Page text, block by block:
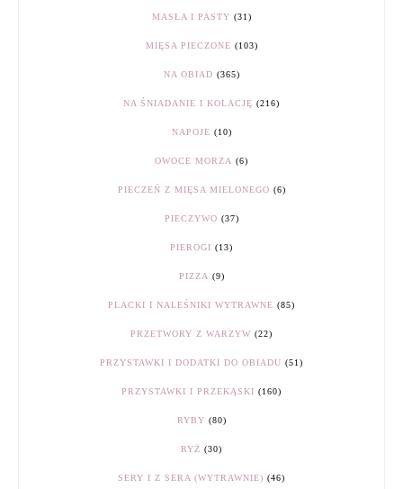
MASŁA I PASTY (31)
MIĘSA PIECZONE (103)
NA OBIAD (365)
NA ŚNIADANIE I KOLACJĘ (216)
NAPOJE (10)
OWOCE MORZA (6)
PIECZEŃ Z MIĘSA MIELONEGO (6)
PIECZYWO (37)
PIEROGI (13)
PIZZA (9)
PLACKI I NALEŚNIKI WYTRAWNE (85)
PRZETWORY Z WARZYW (22)
PRZYSTAWKI I DODATKI DO OBIADU (51)
PRZYSTAWKI I PRZEKĄSKI (160)
RYBY (80)
RYŻ (30)
SERY I Z SERA (WYTRAWNIE) (46)